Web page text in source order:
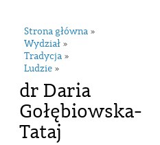
Strona główna »
Wydział »
Tradycja »
Ludzie »
dr Daria
Gołębiowska-
Tataj